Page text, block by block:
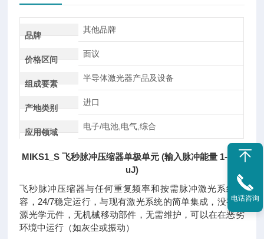
品牌
其他品牌
价格区间
面议
组成要素
半导体激光器产品及设备
产地类别
进口
应用领域
电子/电池,电气,综合
MIKS1_S 飞秒脉冲压缩器单极单元 (输入脉冲能量 1-200
uJ)
飞秒脉冲压缩器与任何重复频率和按需脉冲激光系统兼
容，24/7稳定运行，与现有激光系统的简单集成，没有有
源光学元件，无机械移动部件，无需维护，可以在在恶劣
环境中运行（如灰尘或振动）
电话咨询